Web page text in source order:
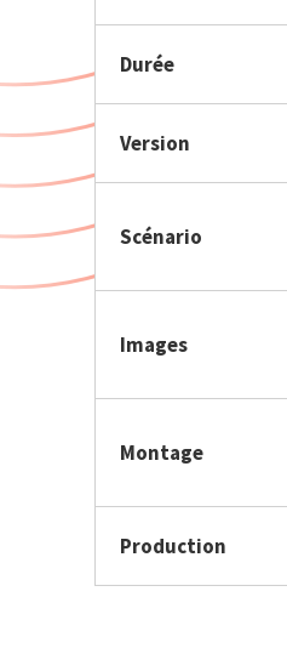
Durée
Version
Scénario
Images
Montage
Production